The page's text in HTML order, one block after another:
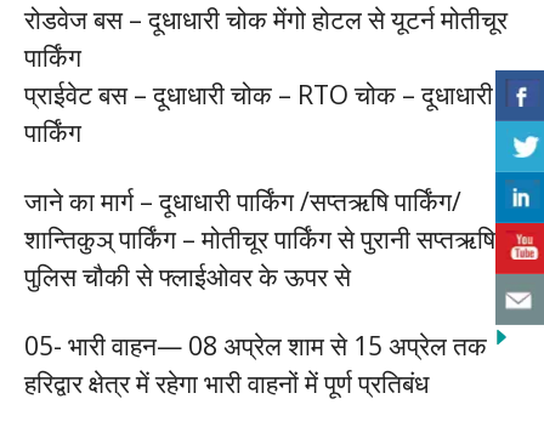
रोडवेज बस – दूधाधारी चोक मेंगो होटल से यूटर्न मोतीचूर
पार्किंग
प्राईवेट बस – दूधाधारी चोक – RTO चोक – दूधाधारी
पार्किंग
जाने का मार्ग – दूधाधारी पार्किंग /सप्तऋषि पार्किंग/
शान्तिकुञ् पार्किंग – मोतीचूर पार्किंग से पुरानी सप्तऋषि
पुलिस चौकी से फ्लाईओवर के ऊपर से
05- भारी वाहन— 08 अप्रेल शाम से 15 अप्रेल तक
हरिद्वार क्षेत्र में रहेगा भारी वाहनों में पूर्ण प्रतिबंध